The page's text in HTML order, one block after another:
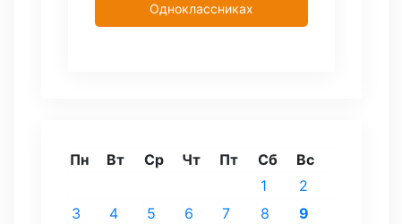
Одноклассниках
Пн Вт Ср Чт Пт Сб Вс
1
2
3
4 5 6 7 8
9